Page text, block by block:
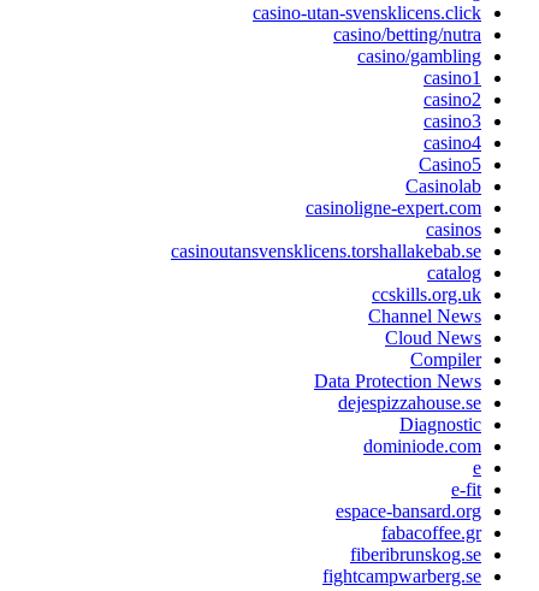
casino-utan-svensklicens.click
casino/betting/nutra
casino/gambling
casino1
casino2
casino3
casino4
Casino5
Casinolab
casinoligne-expert.com
casinos
casinoutansvensklicens.torshallakebab.se
catalog
ccskills.org.uk
Channel News
Cloud News
Compiler
Data Protection News
dejespizzahouse.se
Diagnostic
dominiode.com
e
e-fit
espace-bansard.org
fabacoffee.gr
fiberibrunskog.se
fightcampwarberg.se